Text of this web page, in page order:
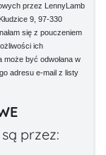
przez LennyLamb
9, 97-330
się z pouczeniem
ich
być odwołana w
adresu e-mail z listy
przez: